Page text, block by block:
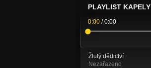
PLAYLIST KAPELY
0:00 /0:00
Žlutý dědictví
Nezařazeno